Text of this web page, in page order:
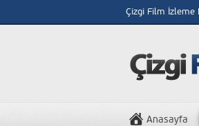
Çizgi Film İzleme
Anasayfa